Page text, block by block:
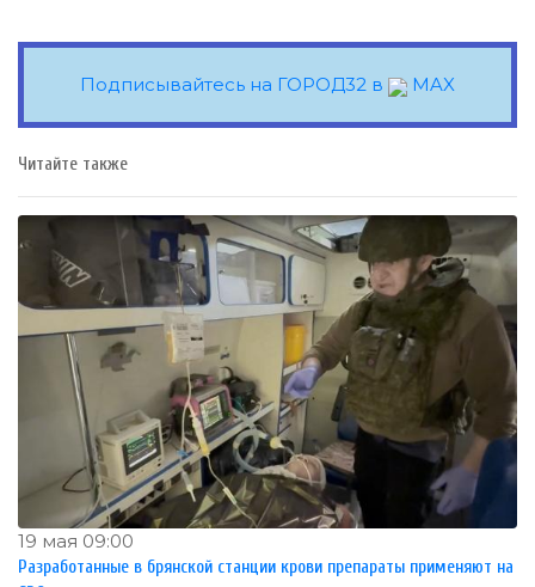
Подписывайтесь на ГОРОД32 в MAX
Читайте также
19 мая 09:00
Разработанные в брянской станции крови препараты применяют на